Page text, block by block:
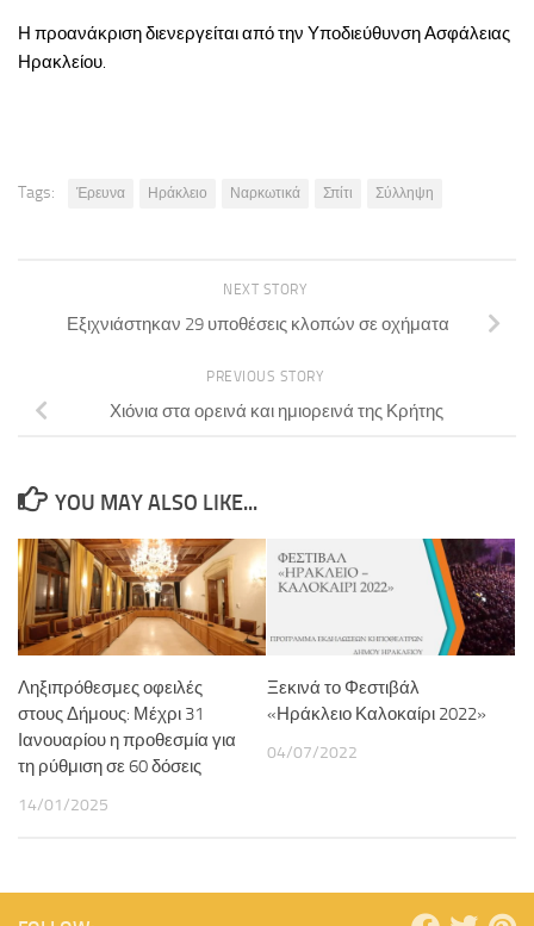
Η προανάκριση διενεργείται από την Υποδιεύθυνση Ασφάλειας
Ηρακλείου.
Tags: Έρευνα Ηράκλειο Ναρκωτικά Σπίτι Σύλληψη
NEXT STORY
Εξιχνιάστηκαν 29 υποθέσεις κλοπών σε οχήματα
PREVIOUS STORY
Χιόνια στα ορεινά και ημιορεινά της Κρήτης
YOU MAY ALSO LIKE...
Ληξιπρόθεσμες οφειλές
στους Δήμους: Μέχρι 31
Ιανουαρίου η προθεσμία για
τη ρύθμιση σε 60 δόσεις
14/01/2025
Ξεκινά το Φεστιβάλ
«Ηράκλειο Καλοκαίρι 2022»
04/07/2022